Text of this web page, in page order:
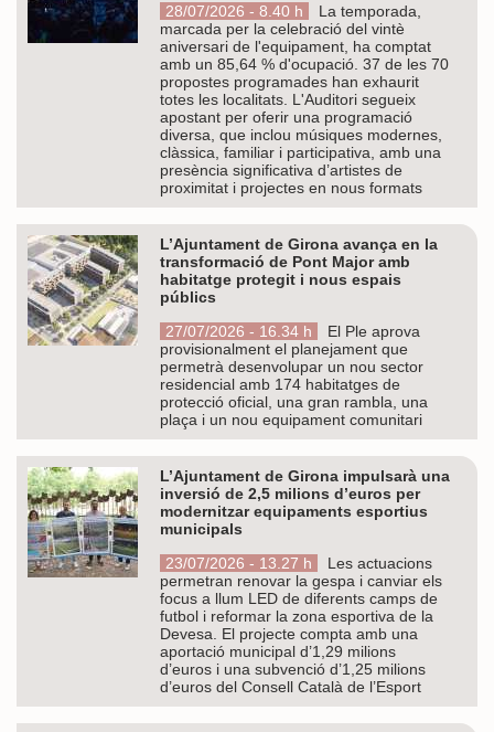
28/07/2026 - 8.40 h
La temporada,
marcada per la celebració del vintè
aniversari de l'equipament, ha comptat
amb un 85,64 % d'ocupació. 37 de les 70
propostes programades han exhaurit
totes les localitats. L'Auditori segueix
apostant per oferir una programació
diversa, que inclou músiques modernes,
clàssica, familiar i participativa, amb una
presència significativa d’artistes de
proximitat i projectes en nous formats
L’Ajuntament de Girona avança en la
transformació de Pont Major amb
habitatge protegit i nous espais
públics
27/07/2026 - 16.34 h
El Ple aprova
provisionalment el planejament que
permetrà desenvolupar un nou sector
residencial amb 174 habitatges de
protecció oficial, una gran rambla, una
plaça i un nou equipament comunitari
L’Ajuntament de Girona impulsarà una
inversió de 2,5 milions d’euros per
modernitzar equipaments esportius
municipals
23/07/2026 - 13.27 h
Les actuacions
permetran renovar la gespa i canviar els
focus a llum LED de diferents camps de
futbol i reformar la zona esportiva de la
Devesa. El projecte compta amb una
aportació municipal d’1,29 milions
d’euros i una subvenció d’1,25 milions
d’euros del Consell Català de l’Esport